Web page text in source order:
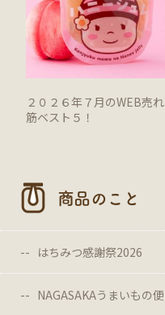
２０２６年７月のWEB売れ
筋ベスト５！
商品のこと
はちみつ感謝祭2026
NAGASAKAうまいもの便